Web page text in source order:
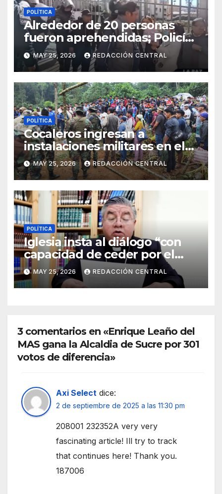
POLÍTICA
Alrededor de 20 personas
fueron aprehendidas; Policía
gasifica e impide ingreso de
manifestantes a plaza Murillo
MAY 25, 2026 REDACCIÓN CENTRAL
POLÍTICA
Cocaleros ingresan a
instalaciones militares en el
Trópico: “No aceptaremos un
estado de sitio”
MAY 25, 2026 REDACCIÓN CENTRAL
POLÍTICA
Iglesia insta al diálogo “con
capacidad de ceder por el
bien del país” y reitera su
disposición de mediador
MAY 25, 2026 REDACCIÓN CENTRAL
3 comentarios en «Enrique Leaño del
MAS gana la Alcaldia de Sucre por 301
votos de diferencia»
Axi Select dice:
2 de septiembre de 2025 a las 11:30 pm
208001 232352A very very
fascinating article! Ill try to track
that continues here! Thank you.
187006